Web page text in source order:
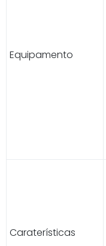
Equipamento
Caraterísticas